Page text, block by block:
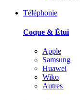
Téléphonie
Coque & Étui
Apple
Samsung
Huawei
Wiko
Autres